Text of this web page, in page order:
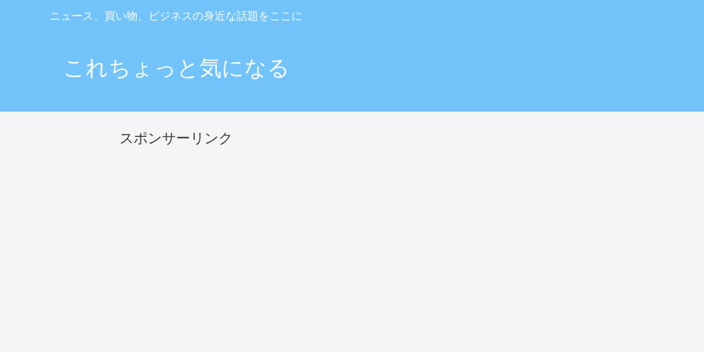
ニュース、買い物、ビジネスの身近な話題をここに
これちょっと気になる
スポンサーリンク